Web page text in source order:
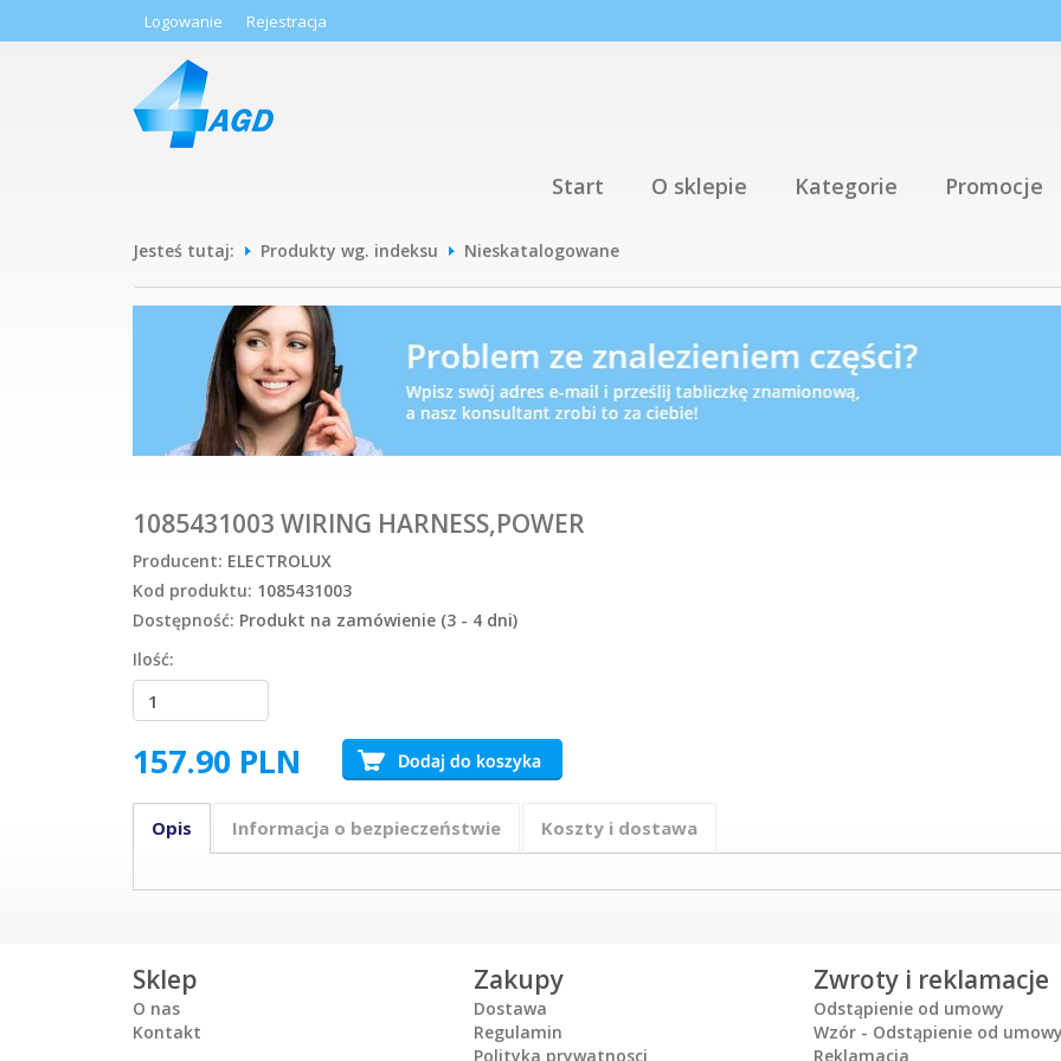
Logowanie Rejestracja
Start O sklepie Kategorie Promocje
Jesteś tutaj: Produkty wg. indeksu Nieskatalogowane
1085431003 WIRING HARNESS,POWER
Producent: ELECTROLUX
Kod produktu: 1085431003
Dostępność: Produkt na zamówienie (3 - 4 dni)
Ilość:
157.90 PLN
Opis Informacja o bezpieczeństwie Koszty i dostawa
Sklep
O nas
Kontakt
Zakupy
Dostawa
Regulamin
Polityka prywatnosci
Zwroty i reklamacje
Odstąpienie od umowy
Wzór - Odstąpienie od
Reklamacja